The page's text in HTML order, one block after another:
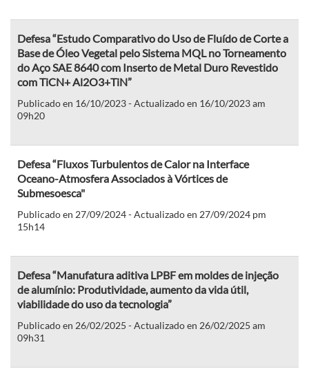
Defesa “Estudo Comparativo do Uso de Fluído de Corte a
Base de Óleo Vegetal pelo Sistema MQL no Torneamento
do Aço SAE 8640 com Inserto de Metal Duro Revestido
com TiCN+ Al2O3+TiN”
Publicado en 16/10/2023 - Actualizado en 16/10/2023 am
09h20
Defesa “Fluxos Turbulentos de Calor na Interface
Oceano-Atmosfera Associados à Vórtices de
Submesoesca"
Publicado en 27/09/2024 - Actualizado en 27/09/2024 pm
15h14
Defesa “Manufatura aditiva LPBF em moldes de injeção
de alumínio: Produtividade, aumento da vida útil,
viabilidade do uso da tecnologia”
Publicado en 26/02/2025 - Actualizado en 26/02/2025 am
09h31